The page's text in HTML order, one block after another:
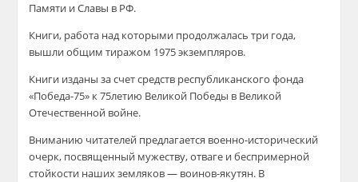
Памяти и Славы в РФ.
Книги, работа над которыми продолжалась три года,
вышли общим тиражом 1975 экземпляров.
Книги изданы за счет средств республиканского фонда
«Победа-75» к 75летию Великой Победы в Великой
Отечественной войне.
Вниманию читателей предлагается военно-исторический
очерк, посвященный мужеству, отваге и беспримерной
стойкости наших земляков — воинов-якутян. В